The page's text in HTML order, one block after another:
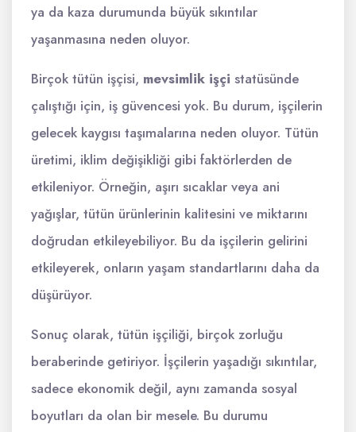
ya da kaza durumunda büyük sıkıntılar
yaşanmasına neden oluyor.
Birçok tütün işçisi, mevsimlik işçi statüsünde
çalıştığı için, iş güvencesi yok. Bu durum, işçilerin
gelecek kaygısı taşımalarına neden oluyor. Tütün
üretimi, iklim değişikliği gibi faktörlerden de
etkileniyor. Örneğin, aşırı sıcaklar veya ani
yağışlar, tütün ürünlerinin kalitesini ve miktarını
doğrudan etkileyebiliyor. Bu da işçilerin gelirini
etkileyerek, onların yaşam standartlarını daha da
düşürüyor.
Sonuç olarak, tütün işçiliği, birçok zorluğu
beraberinde getiriyor. İşçilerin yaşadığı sıkıntılar,
sadece ekonomik değil, aynı zamanda sosyal
boyutları da olan bir mesele. Bu durumu